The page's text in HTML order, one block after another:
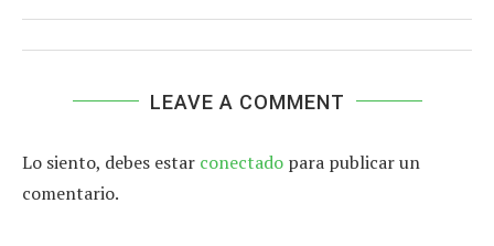
LEAVE A COMMENT
Lo siento, debes estar conectado para publicar un
comentario.